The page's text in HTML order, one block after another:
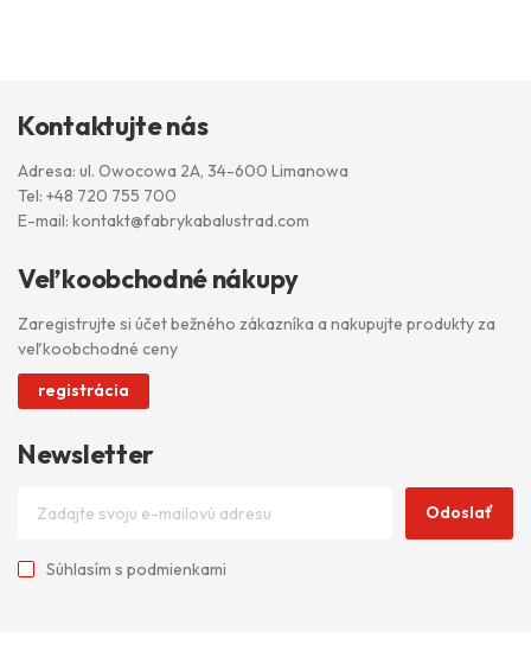
Kontaktujte nás
Adresa: ul. Owocowa 2A, 34-600 Limanowa
Tel: +48 720 755 700
E-mail: kontakt@fabrykabalustrad.com
Veľkoobchodné nákupy
Zaregistrujte si účet bežného zákazníka a nakupujte produkty za
veľkoobchodné ceny
registrácia
Newsletter
Odoslať
Súhlasím s podmienkami